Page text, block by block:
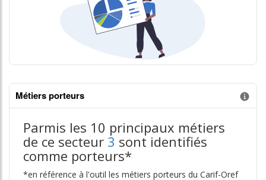
Métiers porteurs
Parmis les 10 principaux métiers
de ce secteur 3 sont identifiés
comme porteurs*
*en référence à l'outil les métiers porteurs du Carif-Oref